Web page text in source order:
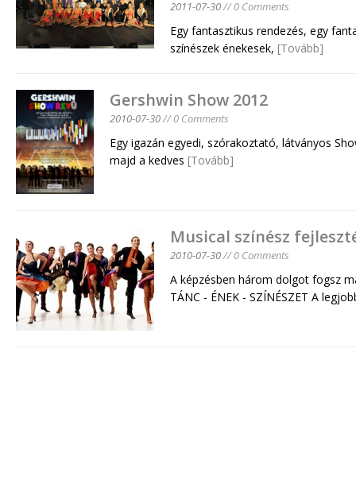
2011-07-30// 0 Comments
Egy fantasztikus rendezés, egy
színészek énekesek, [Tovább]
Gershwin Show 2012
2010-07-30// 0 Comments
Egy igazán egyedi, szórakoztató, látványos
majd a kedves [Tovább]
Musical színész
2010-07-30// 0 Comments
A képzésben három dolgot fogsz
TÁNC - ÉNEK - SZÍNÉSZET A